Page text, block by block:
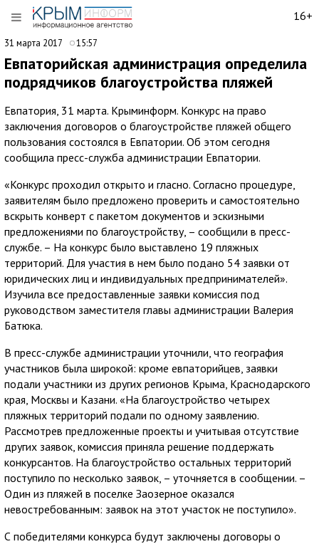
16+
31 марта 2017 15:57
Евпаторийская администрация определила
подрядчиков благоустройства пляжей
Евпатория, 31 марта. Крыминформ. Конкурс на право
заключения договоров о благоустройстве пляжей общего
пользования состоялся в Евпатории. Об этом сегодня
сообщила пресс-служба администрации Евпатории.
«Конкурс проходил открыто и гласно. Согласно процедуре,
заявителям было предложено проверить и самостоятельно
вскрыть конверт с пакетом документов и эскизными
предложениями по благоустройству, – сообщили в пресс-
службе. – На конкурс было выставлено 19 пляжных
территорий. Для участия в нем было подано 54 заявки от
юридических лиц и индивидуальных предпринимателей».
Изучила все предоставленные заявки комиссия под
руководством заместителя главы администрации Валерия
Батюка.
В пресс-службе администрации уточнили, что география
участников была широкой: кроме евпаторийцев, заявки
подали участники из других регионов Крыма, Краснодарского
края, Москвы и Казани. «На благоустройство четырех
пляжных территорий подали по одному заявлению.
Рассмотрев предложенные проекты и учитывая отсутствие
других заявок, комиссия приняла решение поддержать
конкурсантов. На благоустройство остальных территорий
поступило по несколько заявок, – уточняется в сообщении. –
Один из пляжей в поселке Заозерное оказался
невостребованным: заявок на этот участок не поступило».
С победителями конкурса будут заключены договоры о